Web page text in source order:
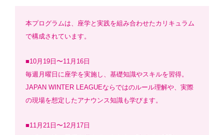
本プログラムは、座学と実践を組み合わせたカリキュラム
で構成されています。
■10月19日〜11月16日
毎週月曜日に座学を実施し、基礎知識やスキルを習得。
JAPAN WINTER LEAGUEならではのルール理解や、実際
の現場を想定したアナウンス知識も学びます。
■11月21日〜12月17日